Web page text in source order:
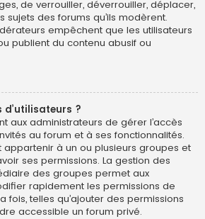
de verrouiller, déverrouiller, déplacer,
sujets des forums qu’ils modèrent.
empêchent que les utilisateurs
publient du contenu abusif ou
d’utilisateurs ?
aux administrateurs de gérer l’accès
au forum et à ses fonctionnalités.
à un ou plusieurs groupes et
ses permissions. La gestion des
des groupes permet aux
rapidement les permissions de
fois, telles qu’ajouter des permissions
accessible un forum privé.